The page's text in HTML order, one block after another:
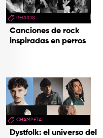
PERROS
Canciones de rock
inspiradas en perros
CHAMPETA
Dystfolk: el universo del